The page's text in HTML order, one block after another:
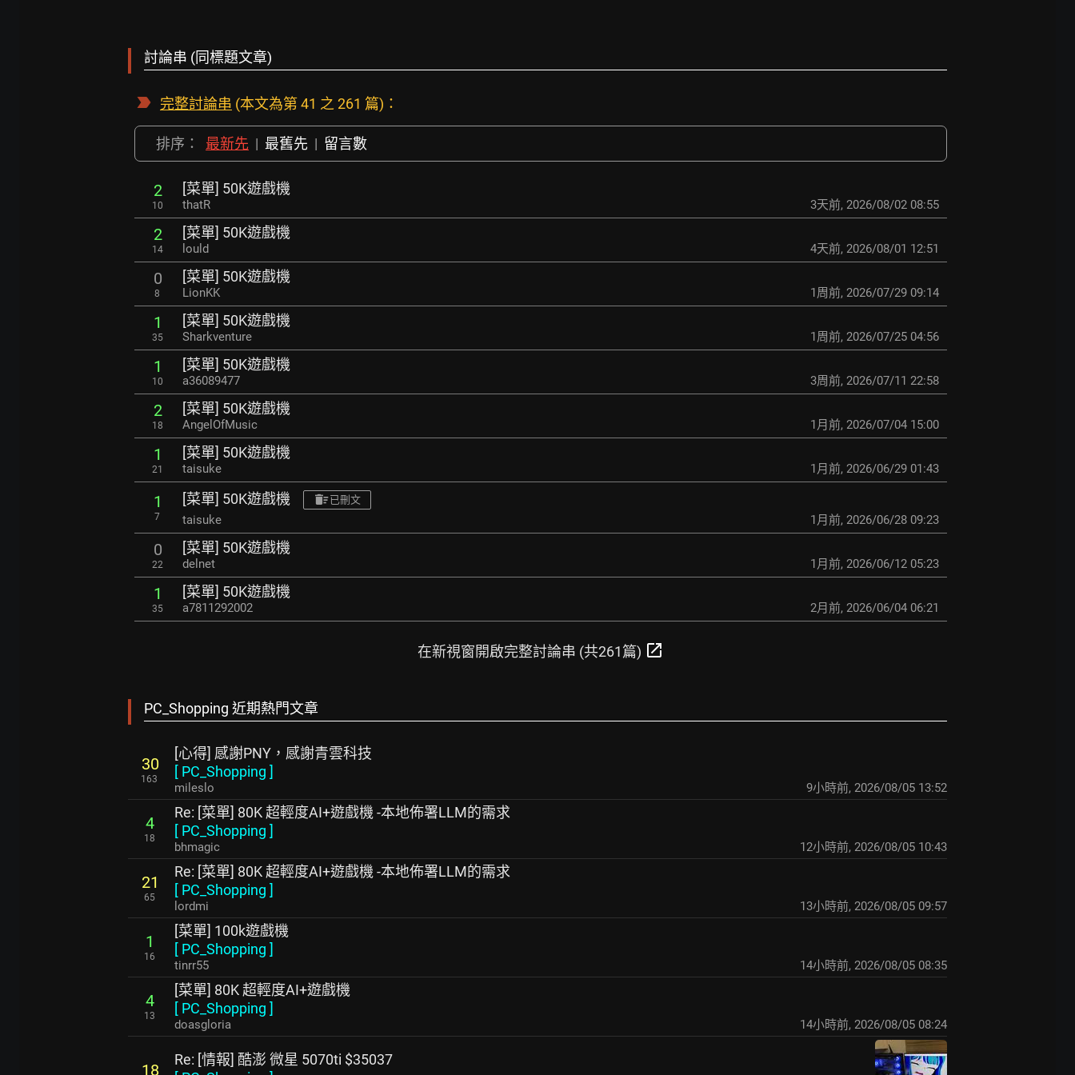
討論串 (同標題文章)
完整討論串 (本文為第 41 之 261 篇)：
排序： 最新先 | 最舊先 | 留言數
2
10
[菜單] 50K遊戲機
thatR 3天前, 2026/08/02 08:55
2
14
[菜單] 50K遊戲機
lould 4天前, 2026/08/01 12:51
0
8
[菜單] 50K遊戲機
LionKK 1周前, 2026/07/29 09:14
1
35
[菜單] 50K遊戲機
Sharkventure 1周前, 2026/07/25 04:56
1
10
[菜單] 50K遊戲機
a36089477 3周前, 2026/07/11 22:58
2
18
[菜單] 50K遊戲機
AngelOfMusic 1月前, 2026/07/04 15:00
1
21
[菜單] 50K遊戲機
taisuke 1月前, 2026/06/29 01:43
1
7
[菜單] 50K遊戲機 已刪文
taisuke 1月前, 2026/06/28 09:23
0
22
[菜單] 50K遊戲機
delnet 1月前, 2026/06/12 05:23
1
35
[菜單] 50K遊戲機
a7811292002 2月前, 2026/06/04 06:21
在新視窗開啟完整討論串 (共261篇) open_in_new
PC_Shopping 近期熱門文章
30
163
[心得] 感謝PNY，感謝青雲科技
[ PC_Shopping ]
mileslo 9小時前, 2026/08/05 13:52
4
18
Re: [菜單] 80K 超輕度AI+遊戲機 -本地佈署LLM的需求
[ PC_Shopping ]
bhmagic 12小時前, 2026/08/05 10:43
21
65
Re: [菜單] 80K 超輕度AI+遊戲機 -本地佈署LLM的需求
[ PC_Shopping ]
lordmi 13小時前, 2026/08/05 09:57
1
16
[菜單] 100k遊戲機
[ PC_Shopping ]
tinrr55 14小時前, 2026/08/05 08:35
4
13
[菜單] 80K 超輕度AI+遊戲機
[ PC_Shopping ]
doasgloria 14小時前, 2026/08/05 08:24
18
Re: [情報] 酷澎 微星 5070ti $35037